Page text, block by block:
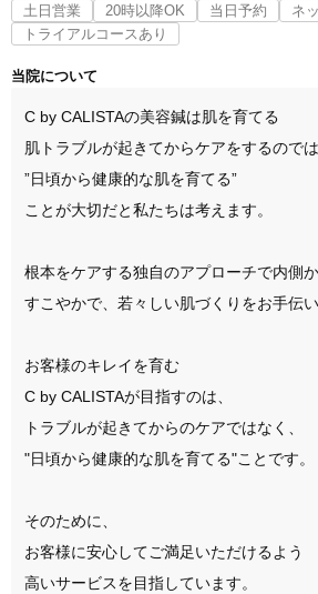
土日営業
20時以降OK 当日予約 ネ
トライアルコースあり
当院について
C by CALISTAの美容鍼は肌を育てる
肌トラブルが起きてからケアをするのでは
”日頃から健康的な肌を育てる”
ことが大切だと私たちは考えます。
根本をケアする独自のアプローチで内側か
すこやかで、若々しい肌づくりをお手伝い
お客様のキレイを育む
C by CALISTAが目指すのは、
トラブルが起きてからのケアではなく、
"日頃から健康的な肌を育てる"ことです。
そのために、
お客様に安心してご満足いただけるよう
高いサービスを目指しています。